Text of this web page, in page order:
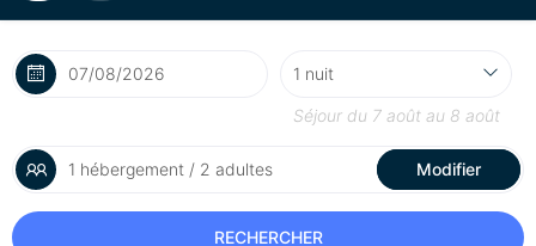
Séjour du 7 août au 8 août
1 hébergement / 2 adultes Modifier